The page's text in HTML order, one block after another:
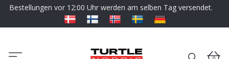
Bestellungen vor 12:00 Uhr werden am selben Tag versendet.